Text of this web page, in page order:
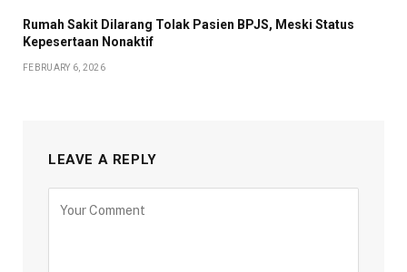
Rumah Sakit Dilarang Tolak Pasien BPJS, Meski Status
Kepesertaan Nonaktif
FEBRUARY 6, 2026
LEAVE A REPLY